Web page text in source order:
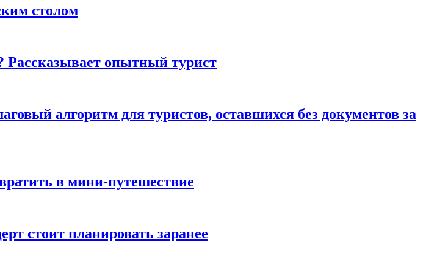
столом
Рассказывает опытный турист
алгоритм для туристов, оставшихся без документов за
в мини-путешествие
стоит планировать заранее